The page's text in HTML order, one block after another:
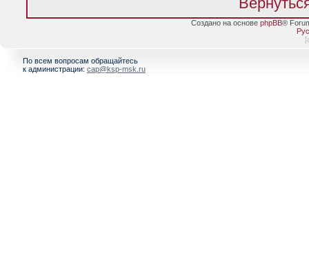
Создано на основе phpBB®
[
По всем вопросам обращайтесь
к администрации: cap@ksp-msk.ru